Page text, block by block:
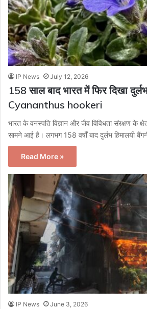
IP News July 12, 2026
158 साल बाद भारत में फिर दिखा
Cyananthus hookeri
भारत के वनस्पति विज्ञान और जैव विविधता संरक्षण के
सामने आई है। लगभग 158 वर्षों बाद दुर्लभ हिमालयी
Read More »
IP News June 3, 2026